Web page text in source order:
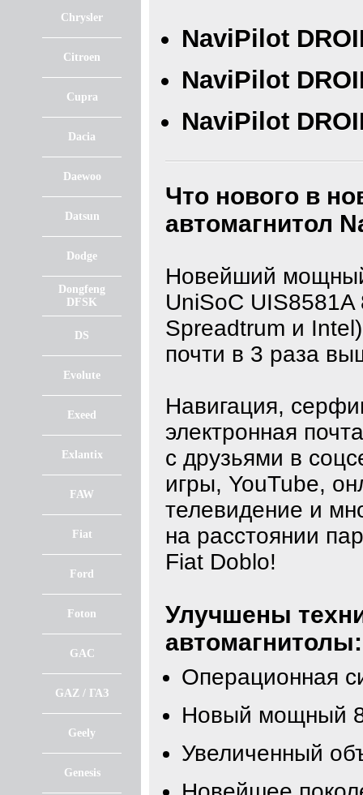
Chrysler
Citroen
Cupra
Dacia
Daewoo
Datsun
Dodge
Dongfeng
DFSK
DS
Evolute
Exeed
Exlantix
FAW
Fiat
Ford
Foton
GAC
GAZ / ГАЗ
Geely
Genesis
NaviPilot
NaviPilot
NaviPilot
Что нового в
автомагнитол
Новейший
UniSoC UIS8581A
Spreadtrum и
почти в 3 раза
Навигация,
электронная
с друзьями в
игры, YouTube,
телевидение и
на расстоянии
Fiat Doblo!
Улучшены
автомагнитолы:
Операционная
Новый мощный
Увеличенный